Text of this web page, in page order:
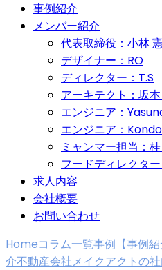
事例紹介
メンバー紹介
代表取締役：小林
デザイナー：RO
ディレクター：T.S
アーキテクト：坂
エンジニア：
エンジニア：Kondo
ミャンマー担当：
フードディレクタ
求人内容
会社概要
お問い合わせ
Homeコラム一覧事例 【事例
介不動産会社メイクアクトの